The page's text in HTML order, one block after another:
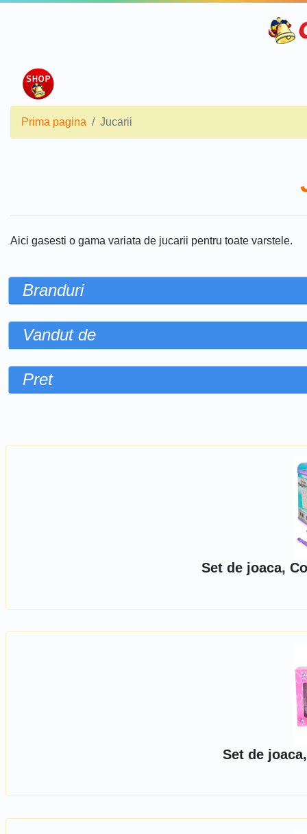
Prima pagina Jucarii
Aici gasesti o gama variata de jucarii pentru toate varstele.
Branduri
Vandut de
Pret
Set de joaca,
Set de